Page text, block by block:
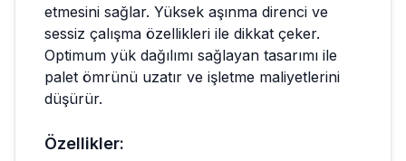
etmesini sağlar. Yüksek aşınma direnci ve
sessiz çalışma özellikleri ile dikkat çeker.
Optimum yük dağılımı sağlayan tasarımı ile
palet ömrünü uzatır ve işletme maliyetlerini
düşürür.
Özellikler: